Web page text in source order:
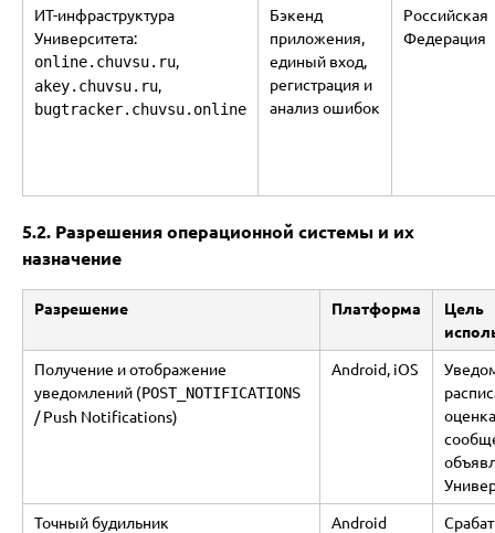
ИТ-инфраструктура
Университета:
online.chuvsu.ru
akey.chuvsu.ru
bugtracker.chuvsu.online
Бэкенд
приложения,
единый вход,
регистрация и
анализ ошибок
Российская
Федерация
5.2. Разрешения операционной системы и их
назначение
Разрешение Платформа
Цель
Получение и отображение
уведомлений (POST_NOTIFICATIONS
/ Push Notifications)
Android, iOS
Точный будильник
Android